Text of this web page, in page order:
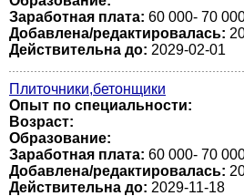
Заработная плата: 60 000- 70
Добавлена/редактировалась:
Действительна до: 2029-02-01
Плиточники,бетонщики
Опыт по специальности:
Возраст:
Образование:
Заработная плата: 60 000- 70
Добавлена/редактировалась:
Действительна до: 2029-11-18